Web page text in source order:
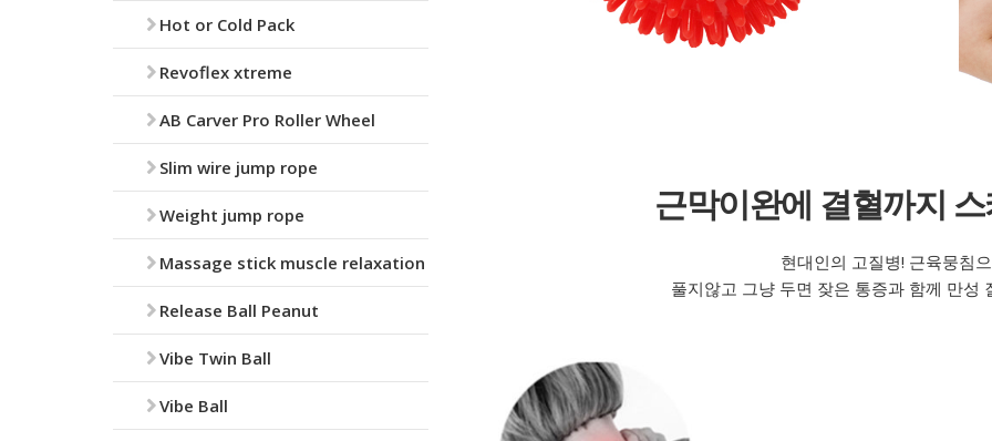
근막이완에 결혈까지
현대인의 고질병! 근육뭉침
풀지않고 그냥 두면 잦은 통증과 함께 만성
Hot or Cold Pack
Revoflex xtreme
AB Carver Pro Roller Wheel
Slim wire jump rope
Weight jump rope
Massage stick muscle relaxation
Release Ball Peanut
Vibe Twin Ball
Vibe Ball